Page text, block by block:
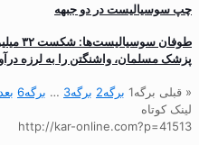
چپ سوسیالیست در دو جبهه
طوفان
پزشک مسلمان، واشنگتن را به لرزه
« قبلی برگه1 برگه2 برگه3
… برگه6
لینک کوتاه
http://kar-online.com?p=41513